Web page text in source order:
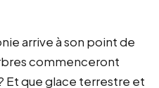
arrive à son point de
commenceront
Et que glace terrestre et